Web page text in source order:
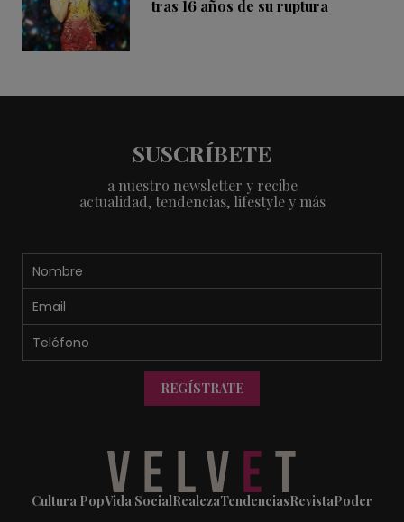
tras 16 años de su ruptura
SUSCRÍBETE
a nuestro newsletter y recibe
actualidad, tendencias, lifestyle y más
REGÍSTRATE
Cultura PopVida SocialRealezaTendenciasRevistaPoder